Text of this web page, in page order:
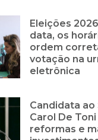
Eleições
data, os
ordem
votação na
eletrônica
Candidata ao
Carol De
reformas e